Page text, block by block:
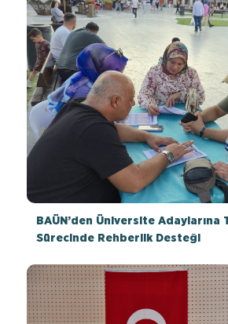
BAÜN’den Üniversite Adaylarına
Sürecinde Rehberlik Desteği